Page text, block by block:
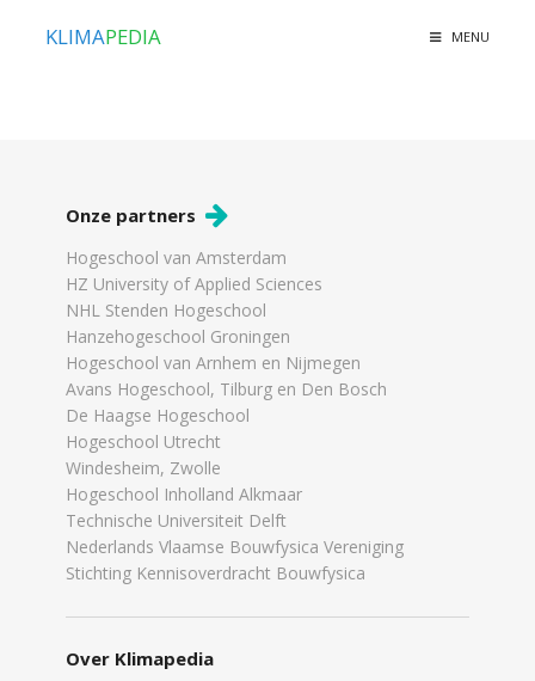
KLIMAPEDIA MENU
Onze partners
Hogeschool van Amsterdam
HZ University of Applied Sciences
NHL Stenden Hogeschool
Hanzehogeschool Groningen
Hogeschool van Arnhem en Nijmegen
Avans Hogeschool, Tilburg en Den Bosch
De Haagse Hogeschool
Hogeschool Utrecht
Windesheim, Zwolle
Hogeschool Inholland Alkmaar
Technische Universiteit Delft
Nederlands Vlaamse Bouwfysica Vereniging
Stichting Kennisoverdracht Bouwfysica
Over Klimapedia